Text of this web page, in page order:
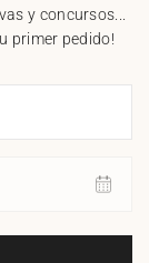
y concursos...
primer pedido!